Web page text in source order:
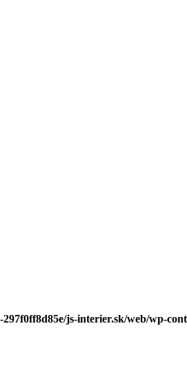
297f0ff8d85e/js-interier.sk/web/wp-